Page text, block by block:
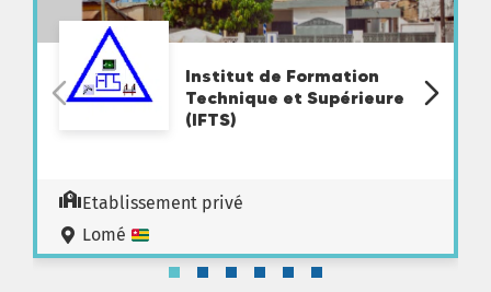
Institut de Formation
Technique et Supérieure
(IFTS)
Etablissement privé
Lomé